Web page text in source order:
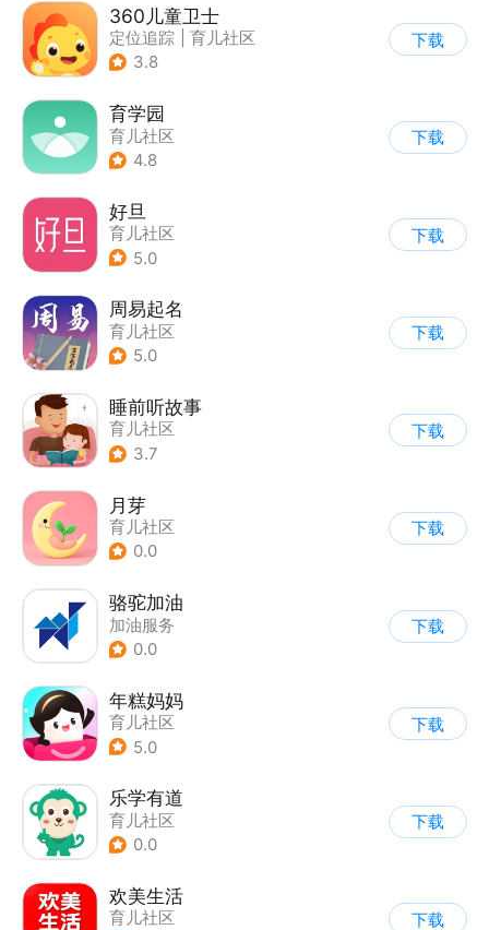
360儿童卫士
定位追踪
育儿社区
3.8
下载
育学园
育儿社区
4.8
下载
好旦
育儿社区
5.0
下载
周易起名
育儿社区
5.0
下载
睡前听故事
育儿社区
3.7
下载
月芽
育儿社区
0.0
下载
骆驼加油
加油服务
0.0
下载
年糕妈妈
育儿社区
5.0
下载
乐学有道
育儿社区
0.0
下载
欢美生活
育儿社区
下载